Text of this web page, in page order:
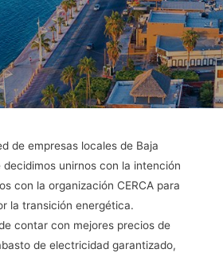
de empresas locales de Baja
decidimos unirnos con la intención
con la organización CERCA para
la transición energética.
contar con mejores precios de
de electricidad garantizado,